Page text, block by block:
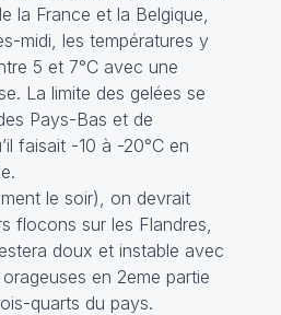
la France et la Belgique,
midi, les températures y
5 et 7°C avec une
La limite des gelées se
Pays-Bas et de
faisait -10 à -20°C en
le soir), on devrait
flocons sur les Flandres,
doux et instable avec
en 2eme partie
quarts du pays.